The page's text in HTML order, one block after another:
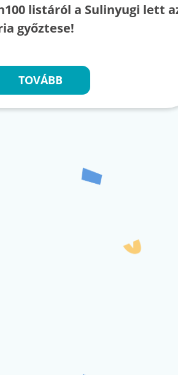
listáról a Sulinyugi lett
győztese!
TOVÁBB